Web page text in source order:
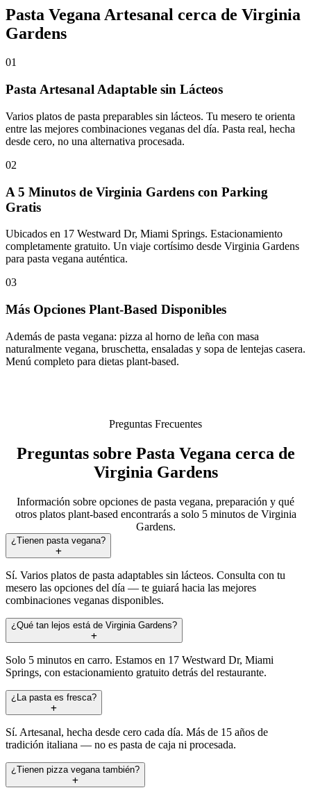
Pasta Vegana Artesanal cerca de Virginia
Gardens
01
Pasta Artesanal Adaptable sin Lácteos
Varios platos de pasta preparables sin lácteos. Tu mesero te orienta
entre las mejores combinaciones veganas del día. Pasta real, hecha
desde cero, no una alternativa procesada.
02
A 5 Minutos de Virginia Gardens con Parking
Gratis
Ubicados en 17 Westward Dr, Miami Springs. Estacionamiento
completamente gratuito. Un viaje cortísimo desde Virginia Gardens
para pasta vegana auténtica.
03
Más Opciones Plant-Based Disponibles
Además de pasta vegana: pizza al horno de leña con masa
naturalmente vegana, bruschetta, ensaladas y sopa de lentejas casera.
Menú completo para dietas plant-based.
Preguntas Frecuentes
Preguntas sobre Pasta Vegana cerca de
Virginia Gardens
Información sobre opciones de pasta vegana, preparación y qué
otros platos plant-based encontrarás a solo 5 minutos de Virginia
Gardens.
¿Tienen pasta vegana?
Sí. Varios platos de pasta adaptables sin lácteos. Consulta con tu
mesero las opciones del día — te guiará hacia las mejores
combinaciones veganas disponibles.
¿Qué tan lejos está de Virginia Gardens?
Solo 5 minutos en carro. Estamos en 17 Westward Dr, Miami
Springs, con estacionamiento gratuito detrás del restaurante.
¿La pasta es fresca?
Sí. Artesanal, hecha desde cero cada día. Más de 15 años de
tradición italiana — no es pasta de caja ni procesada.
¿Tienen pizza vegana también?